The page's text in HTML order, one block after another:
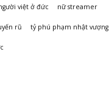
việt ở đức nữ streamer
rũ tỷ phú phạm nhật vượng